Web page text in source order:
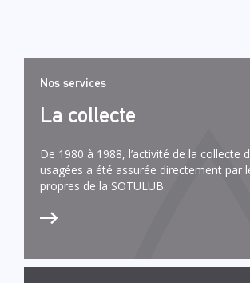
Nos services
La collecte
De 1980 à 1988, l’activité de la collecte
usagées a été assurée directement par
propres de la SOTULUB.